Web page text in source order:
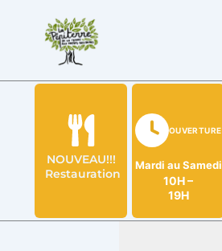
NOUVEAU!!!
Restauration
OUVERTURE
Mardi au Samedi
10H –
19H